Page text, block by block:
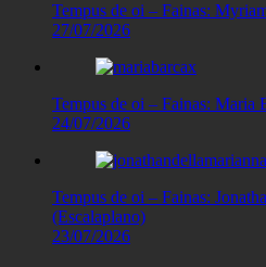
Tempus de oi – Fainas:
27/07/2026
Tempus de oi – Fainas: Maria
24/07/2026
Tempus de oi – Fainas:
(Escalaplano)
23/07/2026